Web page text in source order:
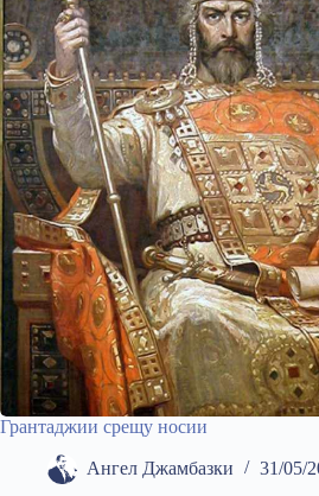
Грантаджии срещу носии
Ангел Джамбазки 31/05/